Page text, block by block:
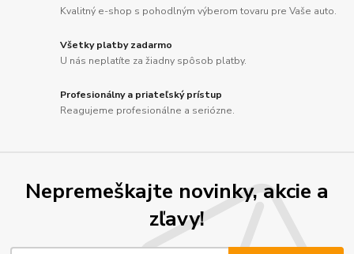
Kvalitný e-shop s pohodlným výberom tovaru pre Vaše auto.
Všetky platby zadarmo
U nás neplatíte za žiadny spôsob platby.
Profesionálny a priateľský prístup
Reagujeme profesionálne a seriózne.
Nepremeškajte novinky, akcie a
zľavy!